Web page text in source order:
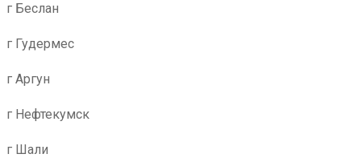
г Беслан
г Гудермес
г Аргун
г Нефтекумск
г Шали